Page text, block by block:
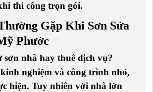
thi công trọn gói.
Gặp Khi Sơn Sửa
Phước
sơn nhà hay thuê dịch vụ?
nghiệm và công trình nhỏ,
hiện. Tuy nhiên với nhà lớn